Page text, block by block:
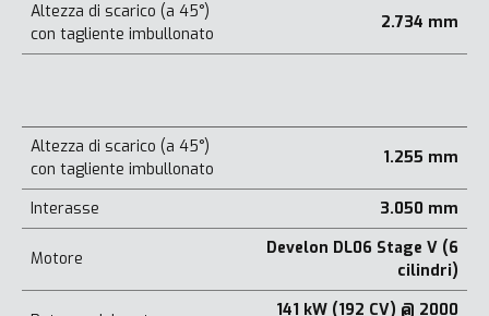
Altezza di scarico (a 45°)
con tagliente imbullonato
2.734 mm
Altezza di scarico (a 45°)
con tagliente imbullonato
1.255 mm
Interasse 3.050 mm
Motore
Develon DL06 Stage V (6
cilindri)
141 kW (192 CV) @ 2000